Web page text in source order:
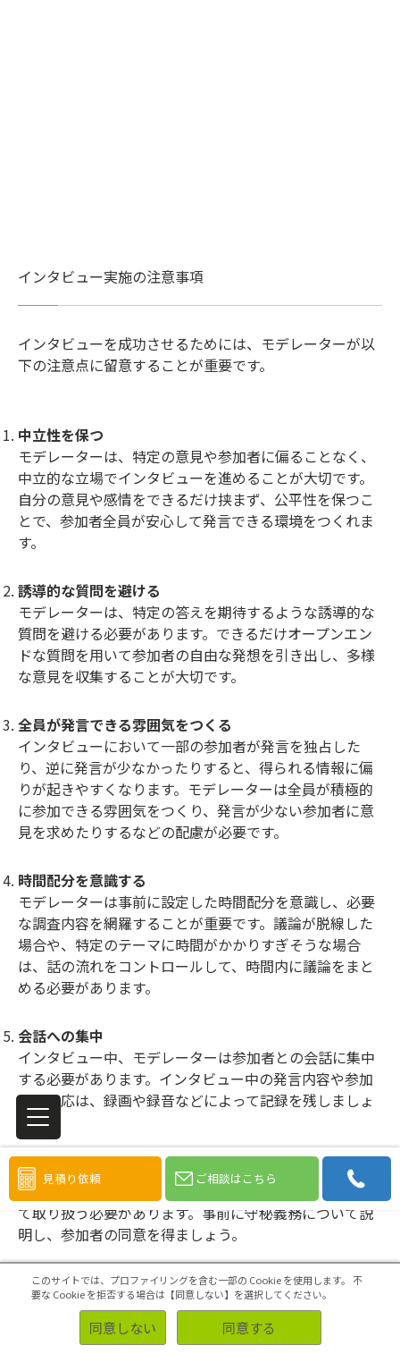
インタビュー実施の注意事項
インタビューを成功させるためには、モデレーターが以
下の注意点に留意することが重要です。
中立性を保つ
モデレーターは、特定の意見や参加者に偏ることなく、
中立的な立場でインタビューを進めることが大切です。
自分の意見や感情をできるだけ挟まず、公平性を保つこ
とで、参加者全員が安心して発言できる環境をつくれま
す。
誘導的な質問を避ける
モデレーターは、特定の答えを期待するような誘導的な
質問を避ける必要があります。できるだけオープンエン
ドな質問を用いて参加者の自由な発想を引き出し、多様
な意見を収集することが大切です。
全員が発言できる雰囲気をつくる
インタビューにおいて一部の参加者が発言を独占した
り、逆に発言が少なかったりすると、得られる情報に偏
りが起きやすくなります。モデレーターは全員が積極的
に参加できる雰囲気をつくり、発言が少ない参加者に意
見を求めたりするなどの配慮が必要です。
時間配分を意識する
モデレーターは事前に設定した時間配分を意識し、必要
な調査内容を網羅することが重要です。議論が脱線した
場合や、特定のテーマに時間がかかりすぎそうな場合
は、話の流れをコントロールして、時間内に議論をまと
める必要があります。
会話への集中
インタビュー中、モデレーターは参加者との会話に集中
する必要があります。インタビュー中の発言内容や参加
者の反応は、録画や録音などによって記録を残しましょ
う。
プライバシーに配慮する
参加者の個人情報や発言内容は、プライバシーに配慮し
て取り扱う必要があります。事前に守秘義務について説
明し、参加者の同意を得ましょう。
見積り依頼 ご相談はこちら
このサイトでは、プロファイリングを含む一部の Cookie を使用します。 不
要な Cookie を拒否する場合は【同意しない】を選択してください。
同意しない 同意する